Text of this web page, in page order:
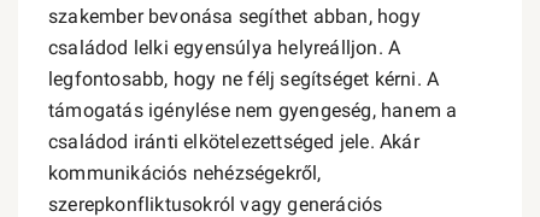
szakember bevonása segíthet abban, hogy
családod lelki egyensúlya helyreálljon. A
legfontosabb, hogy ne félj segítséget kérni. A
támogatás igénylése nem gyengeség, hanem a
családod iránti elkötelezettséged jele. Akár
kommunikációs nehézségekről,
szerepkonfliktusokról vagy generációs